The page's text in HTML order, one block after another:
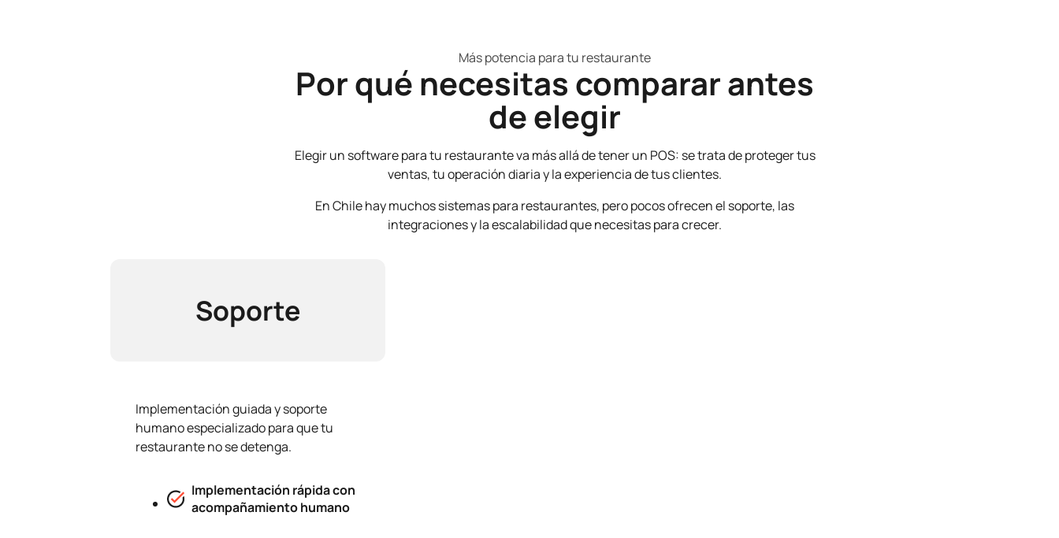
Más potencia para tu restaurante
Por qué necesitas comparar antes
de elegir
Elegir un software para tu restaurante va más allá de tener un POS: se trata de proteger tus
ventas, tu operación diaria y la experiencia de tus clientes.
En Chile hay muchos sistemas para restaurantes, pero pocos ofrecen el soporte, las
integraciones y la escalabilidad que necesitas para crecer.
Soporte
Implementación guiada y soporte
humano especializado para que tu
restaurante no se detenga.
Implementación rápida con
acompañamiento humano